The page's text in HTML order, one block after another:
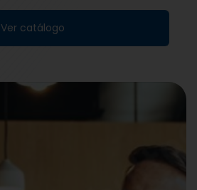
Ver catálogo